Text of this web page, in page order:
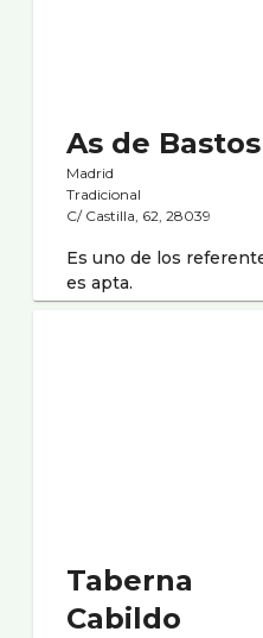
As de Bastos
Madrid
Tradicional
C/ Castilla, 62, 28039
Es uno de los
es apta.
Taberna
Cabildo